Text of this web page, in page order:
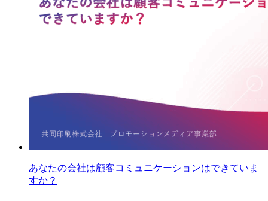
あなたの会社は顧客コミュニケーションはできていま
すか？